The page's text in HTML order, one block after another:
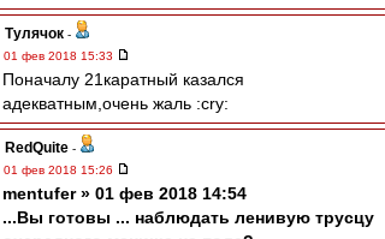
Тулячок -
01 фев 2018 15:33
Поначалу 21каратный казался
адекватным,очень жаль :cry:
RedQuite -
01 фев 2018 15:26
mentufer » 01 фев 2018 14:54
...Вы готовы ... наблюдать ленивую трусцу